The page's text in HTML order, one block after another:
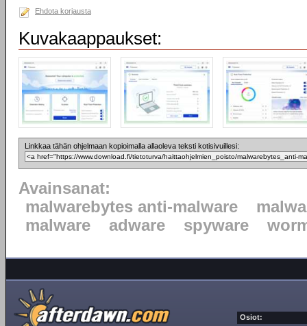
Ehdota korjausta
Kuvakaappaukset:
Linkkaa tähän ohjelmaan kopioimalla allaoleva teksti kotisivuillesi:
Avainsanat:
malwarebytes anti-malware
malware
adware spyware
Osiot: